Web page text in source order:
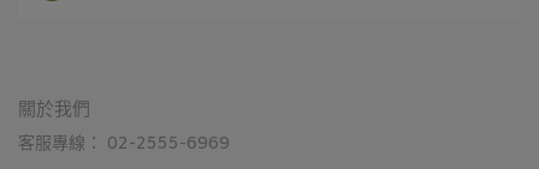
關於我們
客服專線： 02-2555-6969